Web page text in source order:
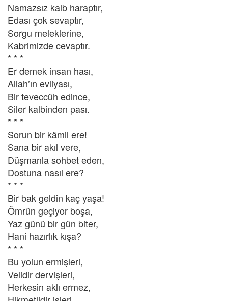
Namazsız kalb haraptır,
Edası çok sevaptır,
Sorgu meleklerine,
Kabrimizde cevaptır.
* * *
Er demek insan hası,
Allah’ın evliyası,
Bir teveccüh edince,
Siler kalbinden pası.
* * *
Sorun bir kâmil ere!
Sana bir akıl vere,
Düşmanla sohbet eden,
Dostuna nasıl ere?
* * *
Bir bak geldin kaç yaşa!
Ömrün geçiyor boşa,
Yaz günü bir gün biter,
Hani hazırlık kışa?
* * *
Bu yolun ermişleri,
Velidir dervişleri,
Herkesin aklı ermez,